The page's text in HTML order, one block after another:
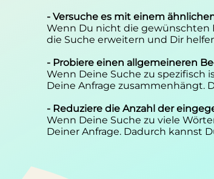
- Versuche es mit einem
Wenn Du nicht die gewünschten
die Suche erweitern und Dir
- Probiere einen allgemeineren
Wenn Deine Suche zu spezifisch
Deine Anfrage zusammenhängt.
- Reduziere die Anzahl der
Wenn Deine Suche zu viele
Deiner Anfrage. Dadurch kannst